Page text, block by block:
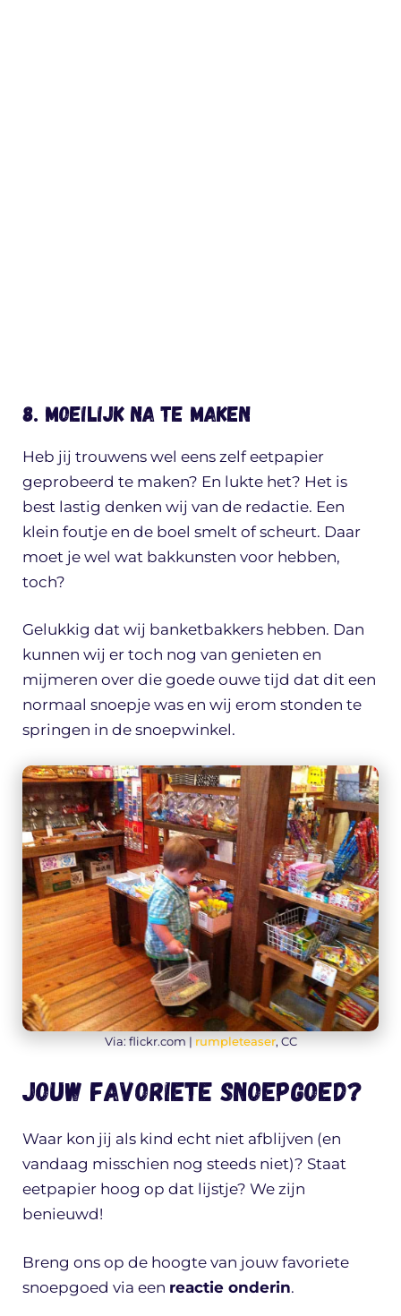
8. Moeilijk na te maken
Heb jij trouwens wel eens zelf eetpapier
geprobeerd te maken? En lukte het? Het is
best lastig denken wij van de redactie. Een
klein foutje en de boel smelt of scheurt. Daar
moet je wel wat bakkunsten voor hebben,
toch?
Gelukkig dat wij banketbakkers hebben. Dan
kunnen wij er toch nog van genieten en
mijmeren over die goede ouwe tijd dat dit een
normaal snoepje was en wij erom stonden te
springen in de snoepwinkel.
Via: flickr.com | rumpleteaser, CC
Jouw favoriete snoepgoed?
Waar kon jij als kind echt niet afblijven (en
vandaag misschien nog steeds niet)? Staat
eetpapier hoog op dat lijstje? We zijn
benieuwd!
Breng ons op de hoogte van jouw favoriete
snoepgoed via een reactie onderin.